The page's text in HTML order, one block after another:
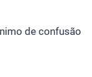
de confusão